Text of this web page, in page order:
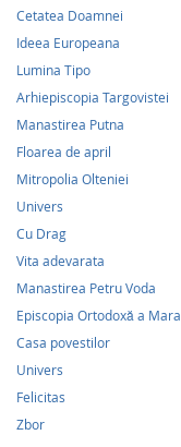
Cetatea Doamnei
Ideea Europeana
Lumina Tipo
Arhiepiscopia Targovistei
Manastirea Putna
Floarea de april
Mitropolia Olteniei
Univers
Cu Drag
Vita adevarata
Manastirea Petru Voda
Episcopia Ortodoxă a
Casa povestilor
Univers
Felicitas
Zbor